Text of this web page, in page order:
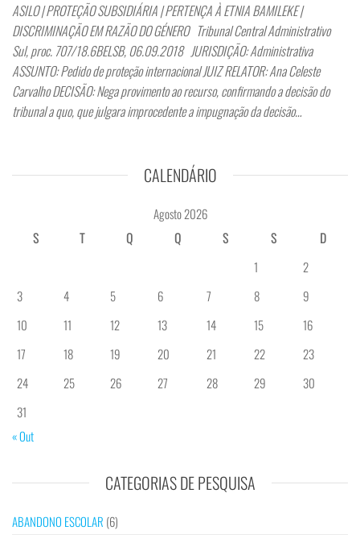
ASILO | PROTEÇÃO SUBSIDIÁRIA | PERTENÇA À ETNIA BAMILEKE |
DISCRIMINAÇÃO EM RAZÃO DO GÉNERO Tribunal Central Administrativo
Sul, proc. 707/18.6BELSB, 06.09.2018 JURISDIÇÃO: Administrativa
ASSUNTO: Pedido de proteção internacional JUIZ RELATOR: Ana Celeste
Carvalho DECISÃO: Nega provimento ao recurso, confirmando a decisão do
tribunal a quo, que julgara improcedente a impugnação da decisão…
CALENDÁRIO
Agosto 2026
S
T Q Q S S
D
1
2
3
4 5 6 7 8
9
10
11 12 13 14 15
16
17
18 19 20 21 22
23
24
25 26 27 28 29
30
31
« Out
CATEGORIAS DE PESQUISA
ABANDONO ESCOLAR (6)